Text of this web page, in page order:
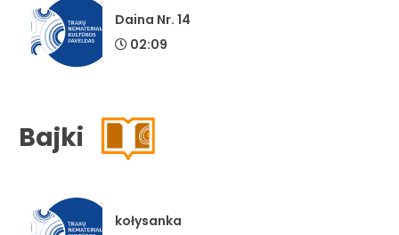
Daina Nr. 14
02:09
Bajki
kołysanka